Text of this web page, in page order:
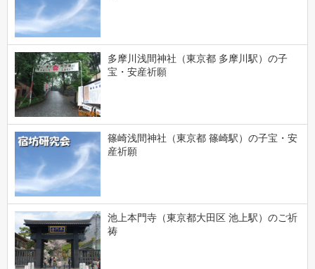
多摩川浅間神社（東京都 多摩川駅）の子
宝・安産祈願
篠崎浅間神社（東京都 篠崎駅）の子宝・安
産祈願
池上本門寺（東京都大田区 池上駅）のご祈
祷